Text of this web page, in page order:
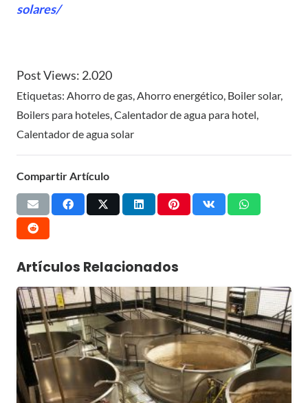
solares/
Post Views: 2.020
Etiquetas: Ahorro de gas Ahorro energético Boiler solar,
Boilers para hoteles Calentador de agua para hotel
Calentador de agua solar
Compartir Artículo
Artículos Relacionados